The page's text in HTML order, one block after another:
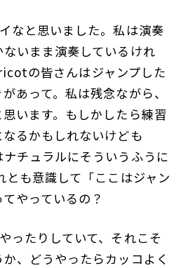
なと思いました。私は演奏
いまま演奏しているけれ
の皆さんはジャンプした
あって。私は残念ながら、
います。もしかしたら練習
るかもしれないけども
ナチュラルにそういうふうに
とも意識して「ここはジャン
やっているの？
ったりしていて、それこそ
、どうやったらカッコよく